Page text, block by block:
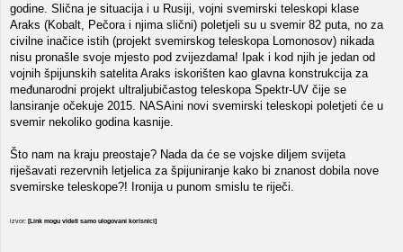
godine. Slična je situacija i u Rusiji, vojni svemirski teleskopi klase
Araks (Kobalt, Pečora i njima slični) poletjeli su u svemir 82 puta, no za
civilne inačice istih (projekt svemirskog teleskopa Lomonosov) nikada
nisu pronašle svoje mjesto pod zvijezdama! Ipak i kod njih je jedan od
vojnih špijunskih satelita Araks iskorišten kao glavna konstrukcija za
međunarodni projekt ultraljubičastog teleskopa Spektr-UV čije se
lansiranje očekuje 2015. NASAini novi svemirski teleskopi poletjeti će u
svemir nekoliko godina kasnije.
Što nam na kraju preostaje? Nada da će se vojske diljem svijeta
riješavati rezervnih letjelica za špijuniranje kako bi znanost dobila nove
svemirske teleskope?! Ironija u punom smislu te riječi.
izvor: [Link mogu videti samo ulogovani korisnici]